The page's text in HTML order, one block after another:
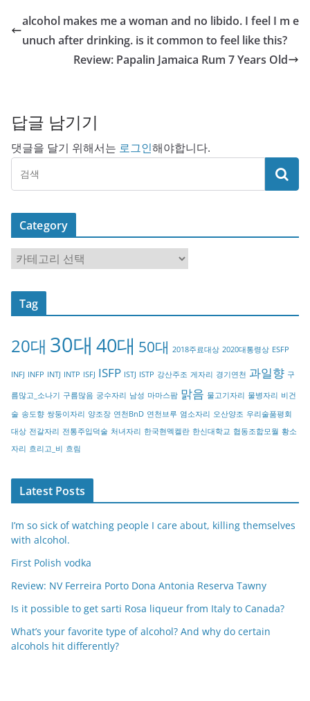
alcohol makes me a woman and no libido. I feel I m e
unuch after drinking. is it common to feel like this?
Review: Papalin Jamaica Rum 7 Years Old
답글 남기기
댓글을 달기 위해서는 로그인해야합니다.
Category
a
t
o
y
Tag
20대 30대 40대 50대 2018주료대상 2020대통령상 ESFP
INFJ INFP INTJ INTP ISFJ ISFP ISTJ ISTP 강산주조 게자리 경기연천 과일향 구
름많고_소나기 구름많음 궁수자리 남성 마마스팜 맑음 물고기자리 물병자리 비건
술 송도향 쌍둥이자리 양조장 연천BnD 연천브루 염소자리 오산양조 우리술품평회
대상 전갈자리 전통주입덕술 처녀자리 한국현멕켈란 한신대학교 협동조합모월 황소
자리 흐리고_비 흐림
Latest Posts
I’m so sick of watching people I care about, killing themselves
with alcohol.
First Polish vodka
Review: NV Ferreira Porto Dona Antonia Reserva Tawny
Is it possible to get sarti Rosa liqueur from Italy to Canada?
What’s your favorite type of alcohol? And why do certain
alcohols hit differently?